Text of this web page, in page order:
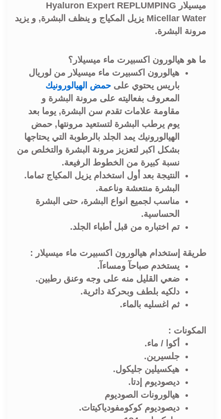
ميسيلار Hyaluron Expert REPLUMPING
Micellar Water يزيل المكياج و ينظف البشرة, و يزيد
مرونة البشرة.
ما هو هيالورون اكسبيرت ماء ميسيلار؟
هيالورون اكسبيرت ماء ميسيلار من لوريال
باريس يحتوي على حمض الهيالورونيك
المعروف بفعاليته على مرونة البشرة و
مقاومة علامات تقدم سن البشرة, يوما بعد
يوم يرطب البشرة لتستعيد مرونتها, حمض
الهيالورونيك يمد الجلد بالرطوبة التي يحتاجها
بشكل اكبر لتعزيز مرونة البشرة والتخلص من
نسبة كبيرة من الخطوط الرفيعة.
النتيجة بعد أول استخدام يزيل المكياج تماما.
البشرة منتعشة وناعمة.
مناسب لجميع انواع البشرة، حتى البشرة
الحساسية.
تم اختباره من قبل أطباء الجلد.
طريقة إستخدام هيالورون اكسبيرت ماء ميسيلار :
يستخدم صباحآ ومساءآ.
ضعي القليل منه على وجه وعنق رطبين.
دلكيه بلطف وبحركة دائرية.
ثم اغسليه بالماء.
المكونات :
أكوا / ماء.
جلسيرين.
هيكسيلين جليكول.
ديصوديوم إدتا.
هيالورونات الصوديوم
ديصوديوم كوكومفودياكيتات.